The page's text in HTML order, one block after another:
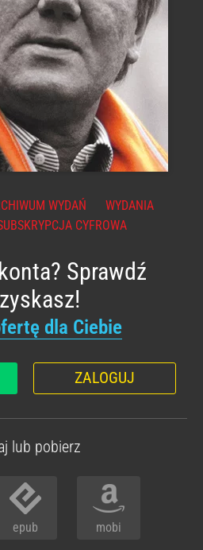
WYDAŃ
WYDANIA
CYFROWA
Sprawdź
dla Ciebie
ZALOGUJ
lub pobierz
epub mobi